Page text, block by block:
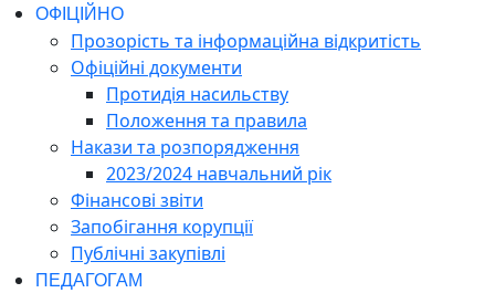
ОФІЦІЙНО
Прозорість та інформаційна відкритість
Офіційні документи
Протидія насильству
Положення та правила
Накази та розпорядження
2023/2024 навчальний рік
Фінансові звіти
Запобігання корупції
Публічні закупівлі
ПЕДАГОГАМ